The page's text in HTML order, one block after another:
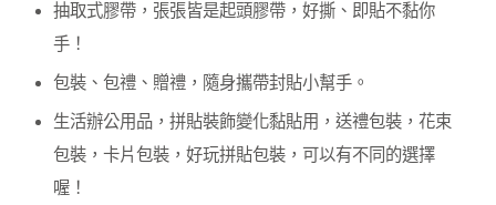
抽取式膠帶，張張皆是起頭膠帶，好撕、即貼不黏你
手！
包裝、包禮、贈禮，隨身攜帶封貼小幫手。
生活辦公用品，拼貼裝飾變化黏貼用，送禮包裝，花束
包裝，卡片包裝，好玩拼貼包裝，可以有不同的選擇
喔！